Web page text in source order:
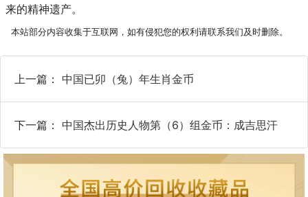
来的精神遗产。
本站部分内容收集于互联网，如有侵犯您的权利请联系我们及时删除。
上一篇： 中国已卯（兔）年生肖金币
下一篇： 中国杰出历史人物第（6）组金币：成吉思汗